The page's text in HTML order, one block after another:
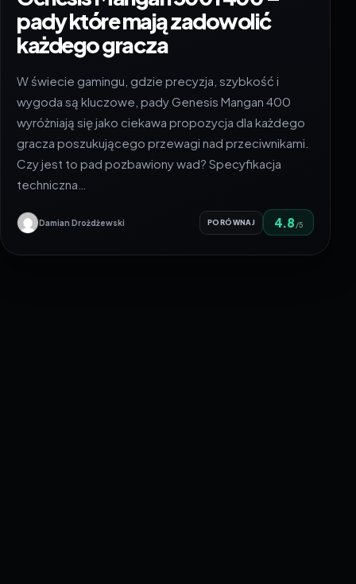
pady które mają zadowolić
każdego gracza
W świecie gamingu, gdzie precyzja, szybkość i
wygoda są kluczowe, pady Genesis Mangan 400
wyróżniają się jako ciekawa propozycja dla każdego
gracza poszukującego przewagi nad przeciwnikami.
Czy jest to pad pozbawiony wad? Specyfikacja
techniczna…
Damian Drożdżewski PORÓWNAJ 4.8 /5